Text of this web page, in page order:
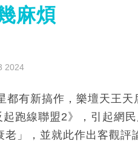
麻煩
2024
都有新搞作，樂壇天王
跑線聯盟2》，引起網
老」，並就此作出客觀